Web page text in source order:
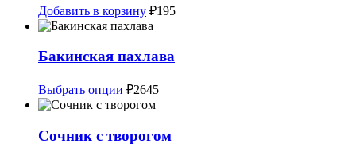
Добавить в корзину ₽195
Бакинская пахлава
Выбрать опции Этот
товар
имеет
вариаций.
₽2645
Сочник с творогом